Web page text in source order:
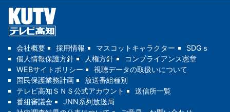
会社概要 採用情報 マスコットキャラクター
SDGｓ
個人情報保護方針
人権方針
コンプライアンス憲章
WEBサイトポリシー
視聴データの取扱いについて
国民保護業務計画
放送番組種別
テレビ高知ＳＮＳ公式アカウント
送信所一覧
番組審議会
JNN系列放送局